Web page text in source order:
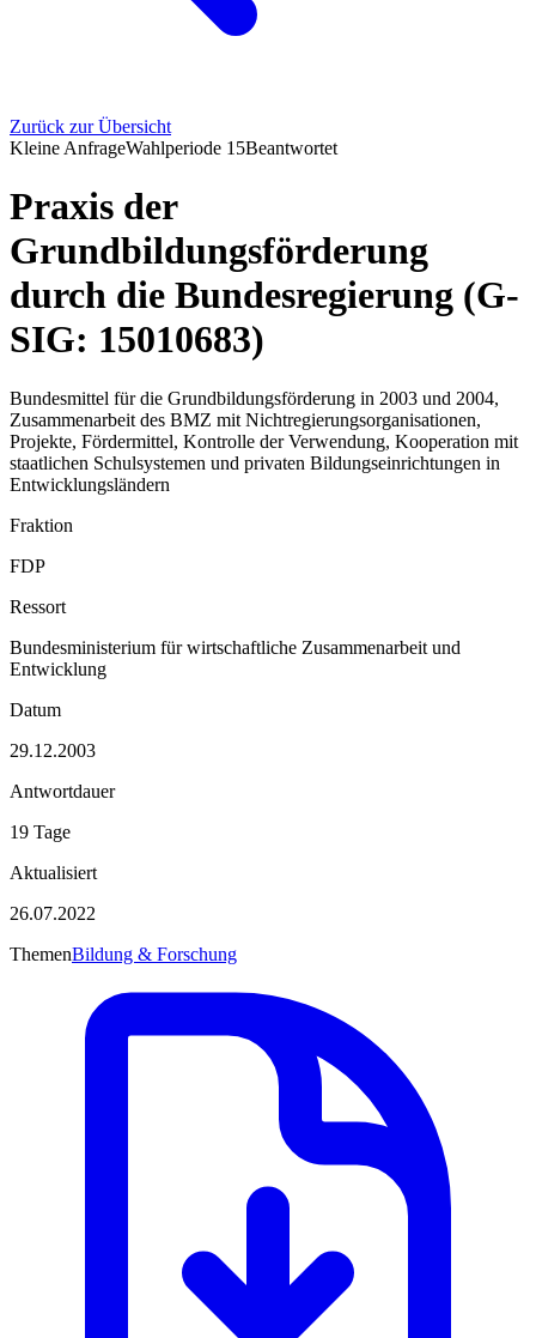
Zurück zur Übersicht
Kleine AnfrageWahlperiode 15Beantwortet
Praxis der
Grundbildungsförderung
durch die Bundesregierung (G-
SIG: 15010683)
Bundesmittel für die Grundbildungsförderung in 2003 und 2004,
Zusammenarbeit des BMZ mit Nichtregierungsorganisationen,
Projekte, Fördermittel, Kontrolle der Verwendung, Kooperation mit
staatlichen Schulsystemen und privaten Bildungseinrichtungen in
Entwicklungsländern
Fraktion
FDP
Ressort
Bundesministerium für wirtschaftliche Zusammenarbeit und
Entwicklung
Datum
29.12.2003
Antwortdauer
19 Tage
Aktualisiert
26.07.2022
ThemenBildung & Forschung